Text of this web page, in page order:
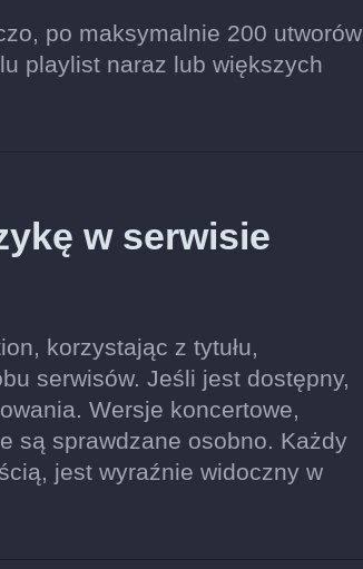
po maksymalnie 200 utworów
playlist naraz lub większych
w serwisie
korzystając z tytułu,
serwisów. Jeśli jest dostępny,
Wersje koncertowe,
są sprawdzane osobno. Każdy
jest wyraźnie widoczny w